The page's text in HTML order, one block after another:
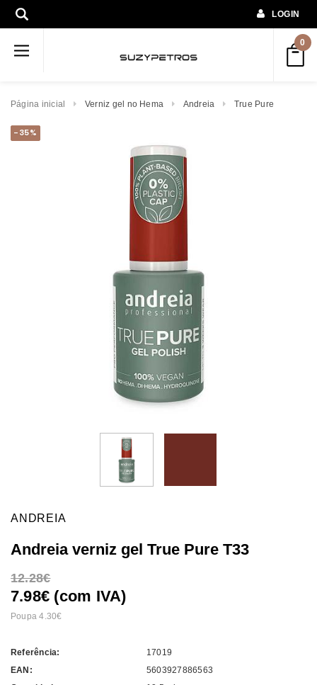
LOGIN
0
Página inicial Verniz gel no Hema Andreia True Pure
-35%
ANDREIA
Andreia verniz gel True Pure T33
12.28
7.98€ (com IVA)
Poupa 4.30
Referência:
17019
EAN:
5603927886563